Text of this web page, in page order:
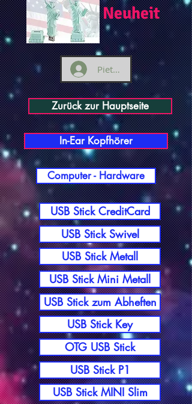
Neuheit
Pieteikties
Zurück zur Hauptseite
In-Ear Kopfhörer
Computer - Hardware
USB Stick CreditCard
USB Stick Swivel
USB Stick Metall
USB Stick Mini Metall
USB Stick zum Abheften
USB Stick Key
OTG USB Stick
USB Stick P1
USB Stick MINI Slim